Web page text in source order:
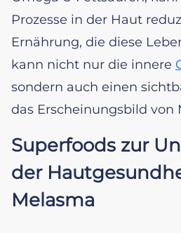
Prozesse in der Haut
Ernährung, die diese
kann nicht nur die innere
sondern auch einen
das Erscheinungsbild von
Superfoods zur
der
Melasma